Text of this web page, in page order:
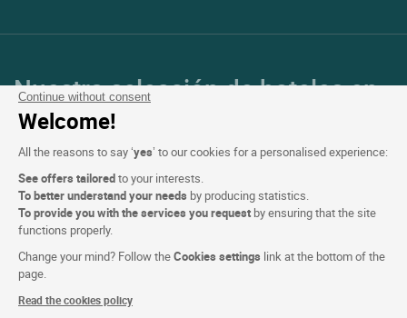
Continue without consent
Welcome!
All the reasons to say ‘yes’ to our cookies for a personalised experience:
See offers tailoredto your interests.
To better understand your needs by producing statistics.
To provide you with the services you request by ensuring that the site
functions properly.
Change your mind? Follow theCookies settings link at the bottom of the
page.
Read the cookies policy
Nuestra selección de hoteles en
Francia y en Europa
Top de países
Top de regiones
Top de ciudades
Top de hoteles